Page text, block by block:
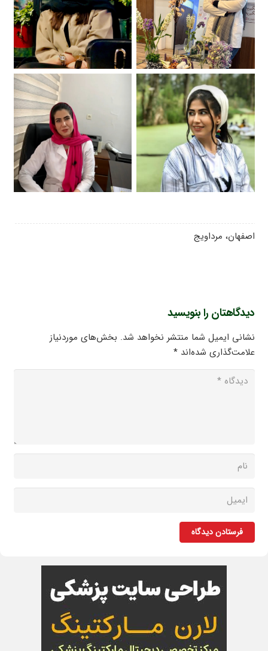
اصفهان، مرداویج
دیدگاهتان را بنویسید
نشانی ایمیل شما منتشر نخواهد شد. بخش‌های موردنیاز
علامت‌گذاری شده‌اند*
فرستادن دیدگاه